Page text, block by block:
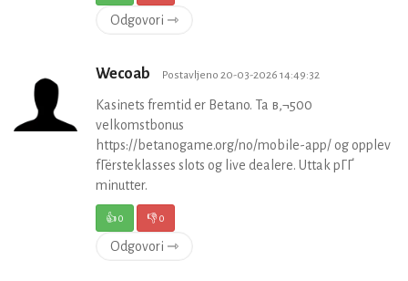
Odgovori ⇾
Wecoab Postavljeno 20-03-2026 14:49:32
Kasinets fremtid er Betano. Ta в‚¬500
velkomstbonus
https://betanogame.org/no/mobile-app/ og opplev
fГёrsteklasses slots og live dealere. Uttak pГҐ
minutter.
👍0 👎0
Odgovori ⇾